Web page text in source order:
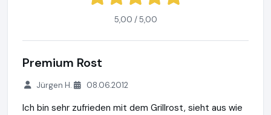
5,00 / 5,00
Premium Rost
Jürgen H. 08.06.2012
Ich bin sehr zufrieden mit dem Grillrost, sieht aus wie